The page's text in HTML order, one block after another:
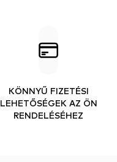
KÖNNYŰ FIZETÉSI
LEHETŐSÉGEK AZ ÖN
RENDELÉSÉHEZ